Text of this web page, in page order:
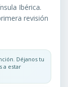
que la
una serie
la
Ibérica.
revisión
Déjanos tu
a estar